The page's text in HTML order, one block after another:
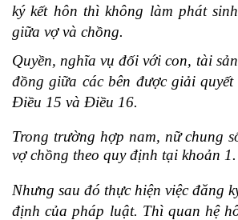
ký kết hôn thì không làm phát
giữa vợ và chồng.
Quyền, nghĩa vụ đối với con, tài
đồng giữa các bên được giải
Điều 15 và Điều 16.
Trong trường hợp nam, nữ chung
vợ chồng theo quy định tại khoản 1.
Nhưng sau đó thực hiện việc đăng
định của pháp luật. Thì quan hệ